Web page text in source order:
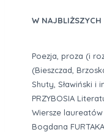
W NAJBLIŻSZYCH
Poezja, proza (i
(Bieszczad,
Shuty, Sławiński i
PRZYBOSIA
Wiersze
Bogdana